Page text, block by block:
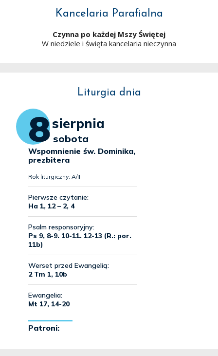
Kancelaria Parafialna
Czynna po każdej Mszy Świętej
W niedziele i święta kancelaria nieczynna
Liturgia dnia